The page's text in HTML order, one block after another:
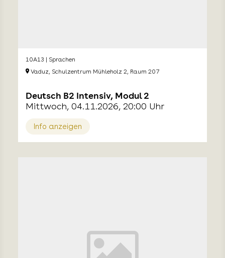
10A13 | Sprachen
Vaduz, Schulzentrum Mühleholz 2, Raum 207
Deutsch B2 Intensiv, Modul 2
Mittwoch, 04.11.2026, 20:00 Uhr
Info anzeigen